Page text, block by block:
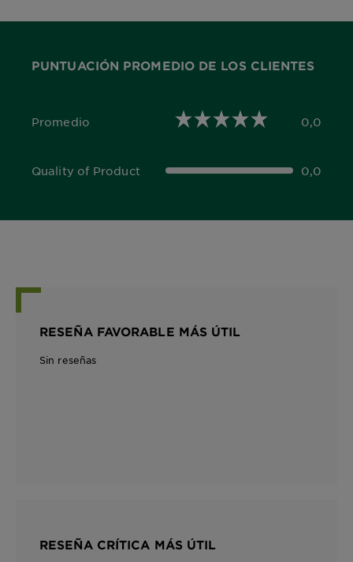
PUNTUACIÓN PROMEDIO DE LOS CLIENTES
Promedio
0,0 out of 5 stars 0,0
Quality of Product
0,0 out of 5 stars 0,0
RESEÑA FAVORABLE MÁS ÚTIL
Sin reseñas
RESEÑA CRÍTICA MÁS ÚTIL